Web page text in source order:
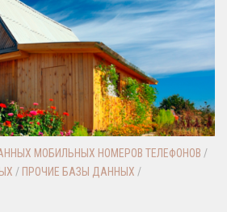
МОБИЛЬНЫХ НОМЕРОВ ТЕЛЕФОНОВ /
/ ПРОЧИЕ БАЗЫ ДАННЫХ /